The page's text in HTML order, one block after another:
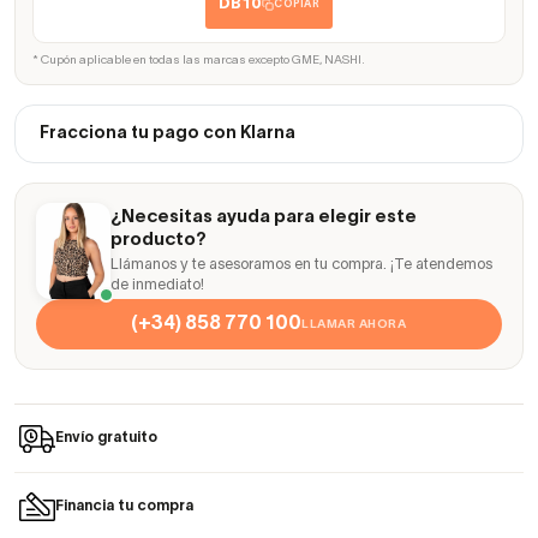
DB10 COPIAR
* Cupón aplicable en todas las marcas excepto GME, NASHI.
Fracciona tu pago con Klarna
¿Necesitas ayuda para elegir este
producto?
Llámanos y te asesoramos en tu compra. ¡Te atendemos
de inmediato!
(+34) 858 770 100LLAMAR AHORA
Envío gratuito
Financia tu compra